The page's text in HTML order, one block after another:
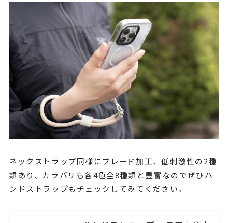
ネックストラップ同様にブレード加工、低刺激性の2種
類あり、カラバリも各4色全8種類と豊富なのでぜひハ
ンドストラップもチェックしてみてください。